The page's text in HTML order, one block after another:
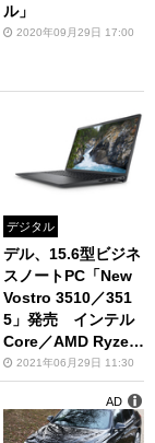
ル」
2020年09月29日 17:00
デジタル
デル、15.6型ビジネ
スノートPC「New
Vostro 3510／351
5」発売 インテル
Core／AMD Ryzen
モデルを用意
2021年06月29日 11:30
AD